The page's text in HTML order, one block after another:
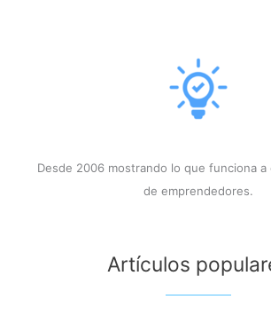
Desde 2006 mostrando lo que funciona a
de emprendedores.
Artículos